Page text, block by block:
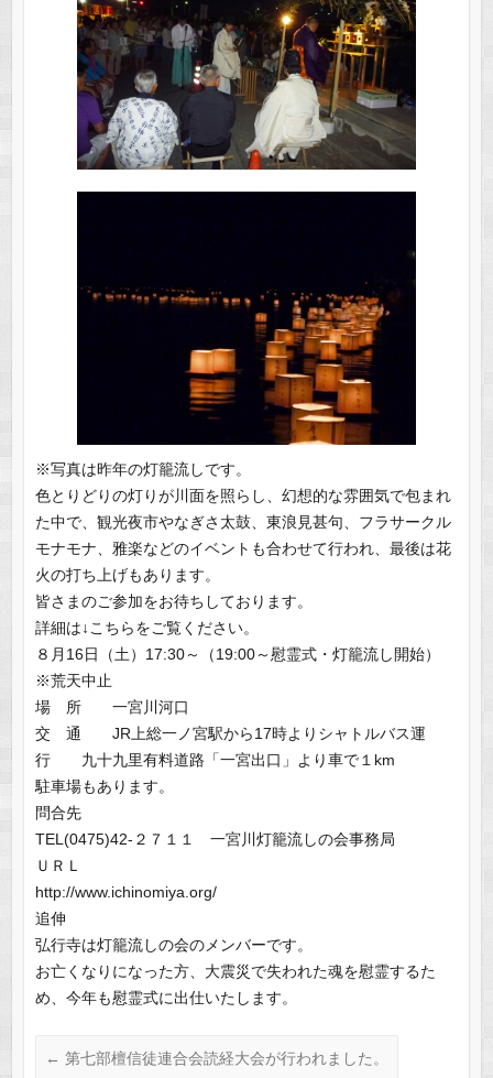
※写真は昨年の灯籠流しです。
色とりどりの灯りが川面を照らし、幻想的な雰囲気で包まれ
た中で、観光夜市やなぎさ太鼓、東浪見甚句、フラサークル
モナモナ、雅楽などのイベントも合わせて行われ、最後は花
火の打ち上げもあります。
皆さまのご参加をお待ちしております。
詳細は↓こちらをご覧ください。
８月16日（土）17:30～（19:00～慰霊式・灯籠流し開始）
※荒天中止
場 所 一宮川河口
交 通 JR上総一ノ宮駅から17時よりシャトルバス運
行 九十九里有料道路「一宮出口」より車で１km
駐車場もあります。
問合先
TEL(0475)42-２７１１ 一宮川灯籠流しの会事務局
ＵＲＬ
http://www.ichinomiya.org/
追伸
弘行寺は灯籠流しの会のメンバーです。
お亡くなりになった方、大震災で失われた魂を慰霊するた
め、今年も慰霊式に出仕いたします。
← 第七部檀信徒連合会読経大会が行われました。